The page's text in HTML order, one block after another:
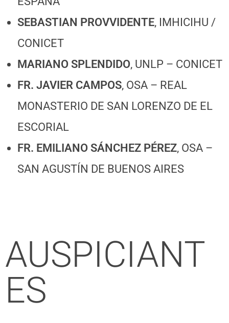
SEBASTIAN PROVVIDENTE, IMHICIHU /
CONICET
MARIANO SPLENDIDO, UNLP – CONICET
FR. JAVIER CAMPOS, OSA – REAL
MONASTERIO DE SAN LORENZO DE EL
ESCORIAL
FR. EMILIANO SÁNCHEZ PÉREZ, OSA –
SAN AGUSTÍN DE BUENOS AIRES
AUSPICIANT
ES